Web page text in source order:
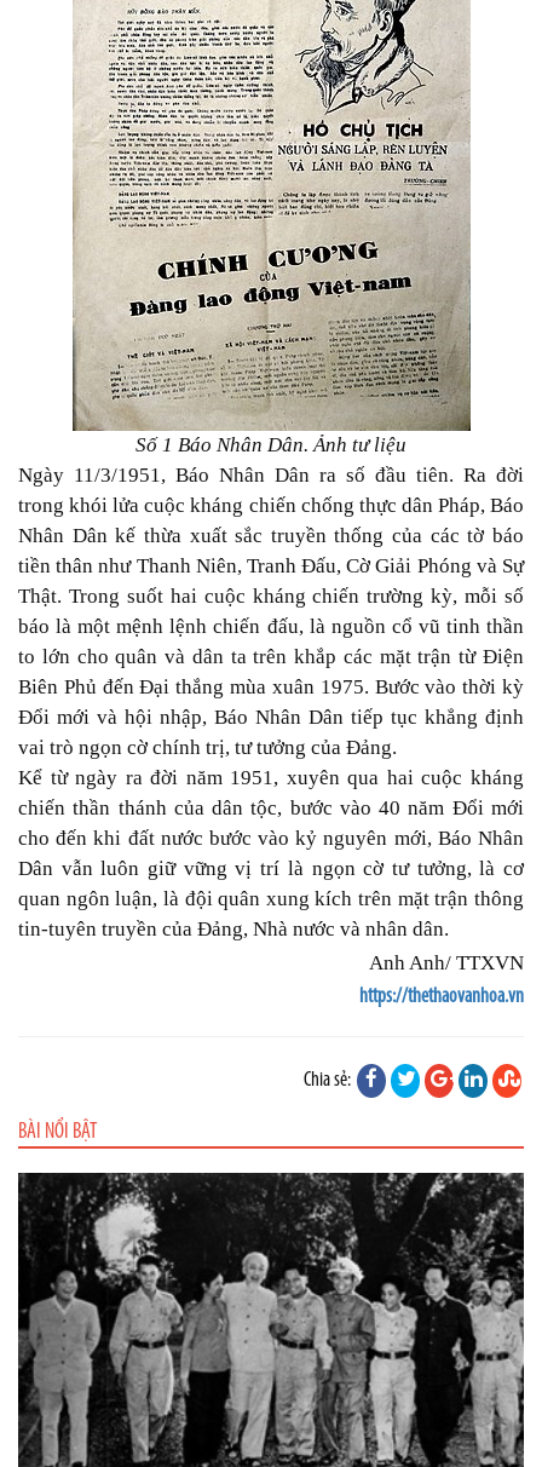
Số 1 Báo Nhân Dân. Ảnh tư liệu
Ngày 11/3/1951, Báo Nhân Dân ra số đầu tiên. Ra đời
trong khói lửa cuộc kháng chiến chống thực dân Pháp, Báo
Nhân Dân kế thừa xuất sắc truyền thống của các tờ báo
tiền thân như Thanh Niên, Tranh Đấu, Cờ Giải Phóng và Sự
Thật. Trong suốt hai cuộc kháng chiến trường kỳ, mỗi số
báo là một mệnh lệnh chiến đấu, là nguồn cổ vũ tinh thần
to lớn cho quân và dân ta trên khắp các mặt trận từ Điện
Biên Phủ đến Đại thắng mùa xuân 1975. Bước vào thời kỳ
Đổi mới và hội nhập, Báo Nhân Dân tiếp tục khẳng định
vai trò ngọn cờ chính trị, tư tưởng của Đảng.
Kể từ ngày ra đời năm 1951, xuyên qua hai cuộc kháng
chiến thần thánh của dân tộc, bước vào 40 năm Đổi mới
cho đến khi đất nước bước vào kỷ nguyên mới, Báo Nhân
Dân vẫn luôn giữ vững vị trí là ngọn cờ tư tưởng, là cơ
quan ngôn luận, là đội quân xung kích trên mặt trận thông
tin-tuyên truyền của Đảng, Nhà nước và nhân dân.
Anh Anh/ TTXVN
https://thethaovanhoa.vn
Chia sẻ:
BÀI NỔI BẬT